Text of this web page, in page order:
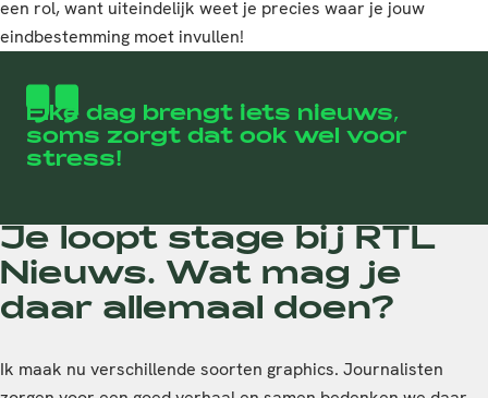
een rol, want uiteindelijk weet je precies waar je jouw
eindbestemming moet invullen!
Elke dag brengt iets nieuws,
soms zorgt dat ook wel voor
stress!
Je loopt stage bij RTL
Nieuws. Wat mag je
daar allemaal doen?
Ik maak nu verschillende soorten graphics. Journalisten